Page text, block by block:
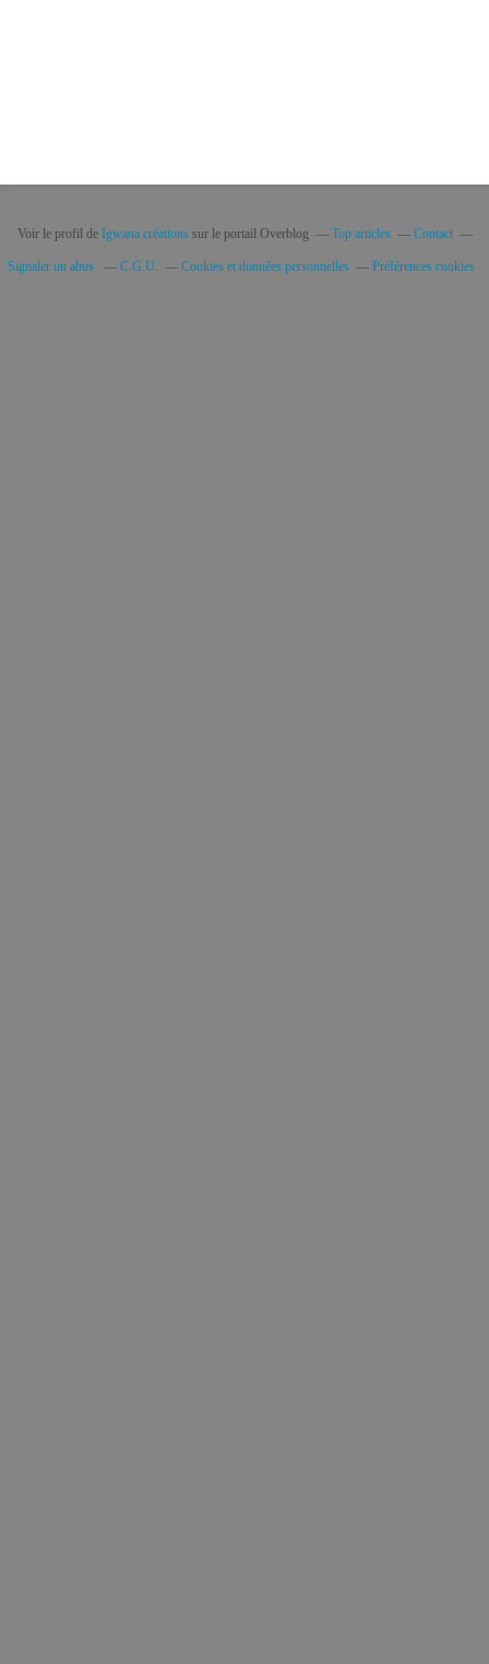
Voir le profil de Igwana créationssur le portail Overblog Top articles Contact
Signaler un abus C.G.U. Cookies et données personnelles Préférences cookies